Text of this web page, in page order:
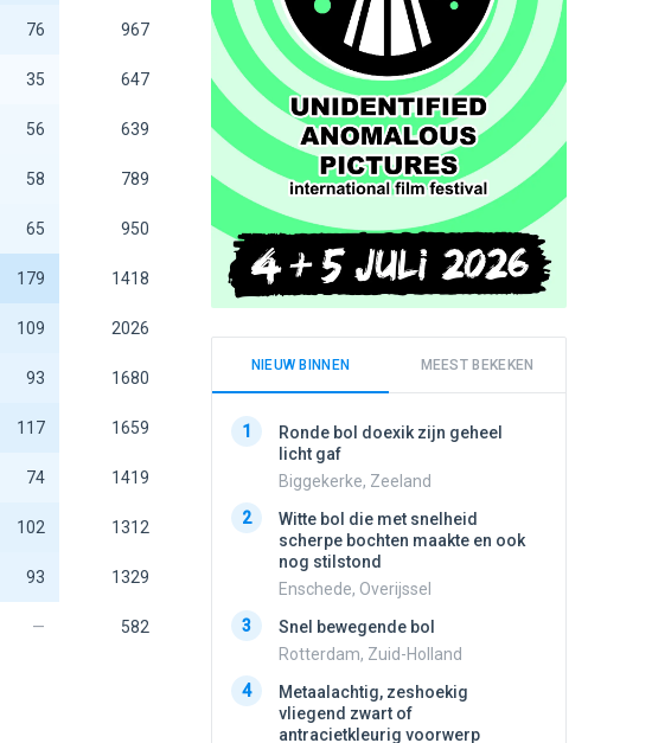
76 967
35 647
56 639
58 789
65 950
179 1418
109 2026
93 1680
117 1659
74 1419
102 1312
93 1329
— 582
NIEUW BINNEN MEEST BEKEKEN
1
Ronde bol doexik zijn geheel
licht gaf
Biggekerke, Zeeland
2
Witte bol die met snelheid
scherpe bochten maakte en ook
nog stilstond
Enschede, Overijssel
3
Snel bewegende bol
Rotterdam, Zuid-Holland
4
Metaalachtig, zeshoekig
vliegend zwart of
antracietkleurig voorwerp